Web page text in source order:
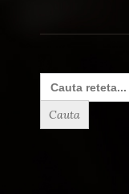
Search
for: